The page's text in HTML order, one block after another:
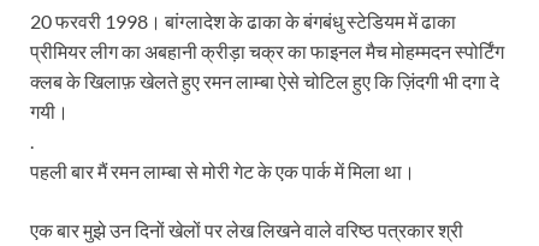
20 फरवरी 1998। बांग्लादेश के ढाका के बंगबंधु स्टेडियम में ढाका
प्रीमियर लीग का अबहानी क्रीड़ा चक्र का फाइनल मैच मोहम्मदन स्पोर्टिंग
क्लब के खिलाफ़ खेलते हुए रमन लाम्बा ऐसे चोटिल हुए कि ज़िंदगी भी दगा दे
गयी।
.
पहली बार मैं रमन लाम्बा से मोरी गेट के एक पार्क में मिला था।
एक बार मुझे उन दिनों खेलों पर लेख लिखने वाले वरिष्ठ पत्रकार श्री